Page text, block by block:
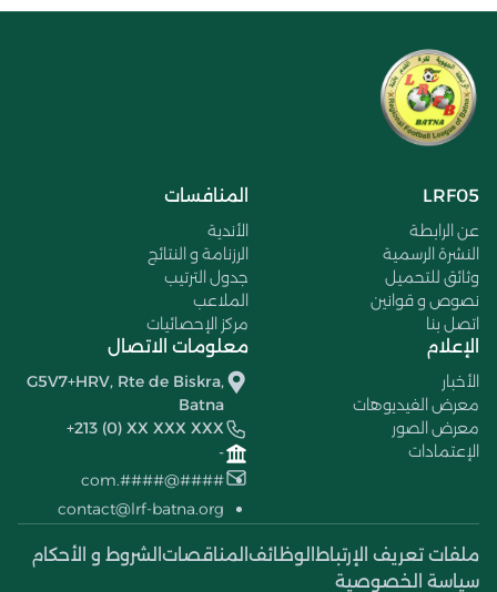
LRF05
عن الرابطة
النشرة الرسمية
وثائق للتحميل
نصوص و قوانين
اتصل بنا
المنافسات
الأندية
الرزنامة و النتائج
جدول الترتيب
الملاعب
مركز الإحصائيات
الإعلام
الأخبار
معرض الفيديوهات
معرض الصور
الإعتمادات
معلومات الاتصال
G5V7+HRV, Rte de Biskra,
Batna
+213 (0) XX XXX XXX
-
####@####.com
contact@lrf-batna.org
ملفات تعريف الإرتباط الوظائف المناقصات الشروط و الأحكام
سياسة الخصوصية